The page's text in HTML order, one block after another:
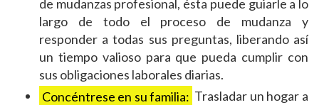
de mudanzas profesional, ésta puede guiarle a lo
largo de todo el proceso de mudanza y
responder a todas sus preguntas, liberando así
un tiempo valioso para que pueda cumplir con
sus obligaciones laborales diarias.
Concéntrese en su familia: Trasladar un hogar a